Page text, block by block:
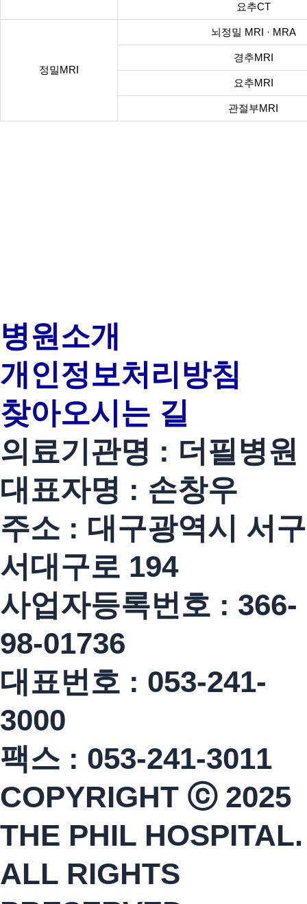
요추CT
정밀MRI
뇌정밀 MRI · MRA
경추MRI
요추MRI
관절부MRI
병원소개
개인정보처리방침
찾아오시는 길
의료기관명 : 더필병원
대표자명 : 손창우
주소 : 대구광역시 서구
서대구로 194
사업자등록번호 : 366-
98-01736
대표번호 : 053-241-
3000
팩스 : 053-241-3011
COPYRIGHT ⓒ 2025
THE PHIL HOSPITAL.
ALL RIGHTS